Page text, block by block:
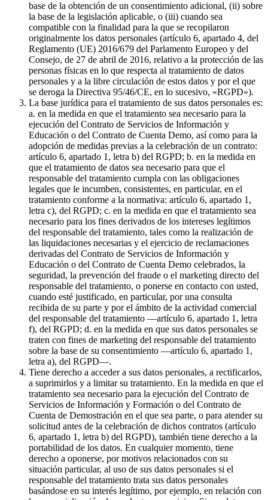
base de la obtención de un consentimiento adicional, (ii) sobre
la base de la legislación aplicable, o (iii) cuando sea
compatible con la finalidad para la que se recopilaron
originalmente los datos personales (artículo 6, apartado 4, del
Reglamento (UE) 2016/679 del Parlamento Europeo y del
Consejo, de 27 de abril de 2016, relativo a la protección de las
personas físicas en lo que respecta al tratamiento de datos
personales y a la libre circulación de estos datos y por el que
se deroga la Directiva 95/46/CE, en lo sucesivo, «RGPD»).
La base jurídica para el tratamiento de sus datos personales es:
a. en la medida en que el tratamiento sea necesario para la
ejecución del Contrato de Servicios de Información y
Educación o del Contrato de Cuenta Demo, así como para la
adopción de medidas previas a la celebración de un contrato:
artículo 6, apartado 1, letra b) del RGPD; b. en la medida en
que el tratamiento de datos sea necesario para que el
responsable del tratamiento cumpla con las obligaciones
legales que le incumben, consistentes, en particular, en el
tratamiento conforme a la normativa: artículo 6, apartado 1,
letra c), del RGPD; c. en la medida en que el tratamiento sea
necesario para los fines derivados de los intereses legítimos
del responsable del tratamiento, tales como la realización de
las liquidaciones necesarias y el ejercicio de reclamaciones
derivadas del Contrato de Servicios de Información y
Educación o del Contrato de Cuenta Demo celebrados, la
seguridad, la prevención del fraude o el marketing directo del
responsable del tratamiento, o ponerse en contacto con usted,
cuando esté justificado, en particular, por una consulta
recibida de su parte y por el ámbito de la actividad comercial
del responsable del tratamiento —artículo 6, apartado 1, letra
f), del RGPD; d. en la medida en que sus datos personales se
traten con fines de marketing del responsable del tratamiento
sobre la base de su consentimiento —artículo 6, apartado 1,
letra a), del RGPD—.
Tiene derecho a acceder a sus datos personales, a rectificarlos,
a suprimirlos y a limitar su tratamiento. En la medida en que el
tratamiento sea necesario para la ejecución del Contrato de
Servicios de Información y Formación o del Contrato de
Cuenta de Demostración en el que sea parte, o para atender su
solicitud antes de la celebración de dichos contratos (artículo
6, apartado 1, letra b) del RGPD), también tiene derecho a la
portabilidad de los datos. En cualquier momento, tiene
derecho a oponerse, por motivos relacionados con su
situación particular, al uso de sus datos personales si el
responsable del tratamiento trata sus datos personales
basándose en su interés legítimo, por ejemplo, en relación con